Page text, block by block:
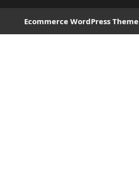
Ecommerce WordPress Theme